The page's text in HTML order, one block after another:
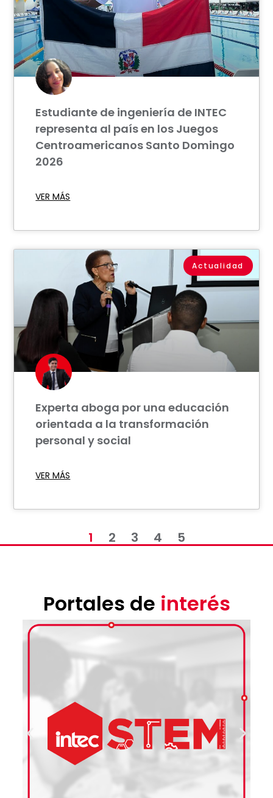
Estudiante de ingeniería de INTEC
representa al país en los Juegos
Centroamericanos Santo Domingo
2026
VER MÁS
Actualidad
Experta aboga por una educación
orientada a la transformación
personal y social
VER MÁS
1 2 3 4 5
Portales de interés